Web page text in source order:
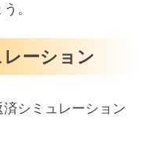
。
ーション
シミュレーション